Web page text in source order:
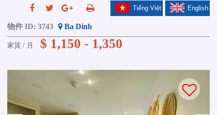
English
Tiếng Việt
物件 ID: 3743 Ba Dinh
家賃 / 月 $ 1,150 - 1,350